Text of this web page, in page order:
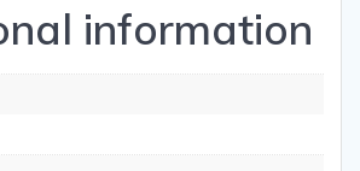
information